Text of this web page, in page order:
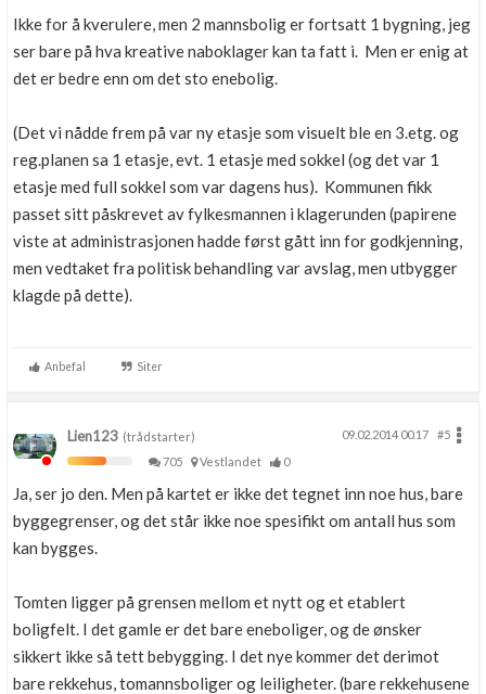
Ikke for å kverulere, men 2 mannsbolig er fortsatt 1 bygning, jeg
ser bare på hva kreative naboklager kan ta fatt i. Men er enig at
det er bedre enn om det sto enebolig.
(Det vi nådde frem på var ny etasje som visuelt ble en 3.etg. og
reg.planen sa 1 etasje, evt. 1 etasje med sokkel (og det var 1
etasje med full sokkel som var dagens hus). Kommunen fikk
passet sitt påskrevet av fylkesmannen i klagerunden (papirene
viste at administrasjonen hadde først gått inn for godkjenning,
men vedtaket fra politisk behandling var avslag, men utbygger
klagde på dette).
Anbefal Siter
Lien123 (trådstarter) 09.02.2014 00.17
#5
705
Vestlandet 0
Ja, ser jo den. Men på kartet er ikke det tegnet inn noe hus, bare
byggegrenser, og det står ikke noe spesifikt om antall hus som
kan bygges.
Tomten ligger på grensen mellom et nytt og et etablert
boligfelt. I det gamle er det bare eneboliger, og de ønsker
sikkert ikke så tett bebygging. I det nye kommer det derimot
bare rekkehus, tomannsboliger og leiligheter. (bare rekkehusene